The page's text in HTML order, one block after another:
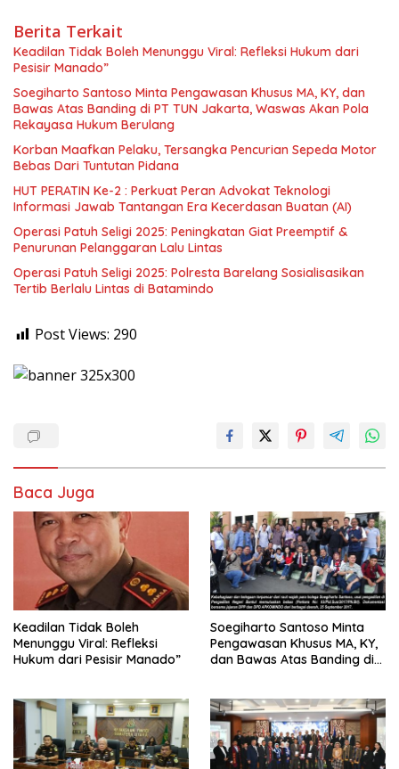
Berita Terkait
Keadilan Tidak Boleh Menunggu Viral: Refleksi Hukum dari
Pesisir Manado”
Soegiharto Santoso Minta Pengawasan Khusus MA, KY, dan
Bawas Atas Banding di PT TUN Jakarta, Waswas Akan Pola
Rekayasa Hukum Berulang
Korban Maafkan Pelaku, Tersangka Pencurian Sepeda Motor
Bebas Dari Tuntutan Pidana
HUT PERATIN Ke-2 : Perkuat Peran Advokat Teknologi
Informasi Jawab Tantangan Era Kecerdasan Buatan (AI)
Operasi Patuh Seligi 2025: Peningkatan Giat Preemptif &
Penurunan Pelanggaran Lalu Lintas
Operasi Patuh Seligi 2025: Polresta Barelang Sosialisasikan
Tertib Berlalu Lintas di Batamindo
Post Views: 290
Baca Juga
Keadilan Tidak Boleh
Menunggu Viral: Refleksi
Hukum dari Pesisir Manado”
Soegiharto Santoso Minta
Pengawasan Khusus MA, KY,
dan Bawas Atas Banding di
Berulang